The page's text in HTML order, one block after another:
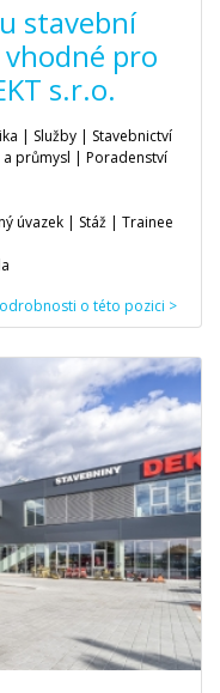
stavební
pro
s.r.o.
| Služby | Stavebnictví
průmysl | Poradenství
úvazek | Stáž | Trainee
o této pozici >